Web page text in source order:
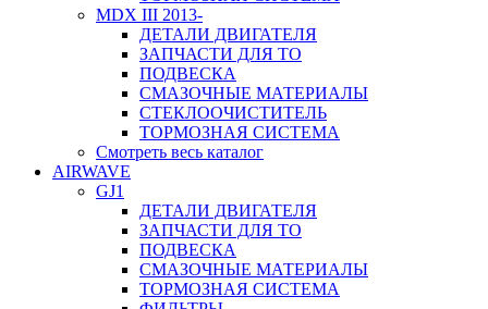
MDX III 2013-
ДЕТАЛИ ДВИГАТЕЛЯ
ЗАПЧАСТИ ДЛЯ ТО
ПОДВЕСКА
СМАЗОЧНЫЕ МАТЕРИАЛЫ
СТЕКЛООЧИСТИТЕЛЬ
ТОРМОЗНАЯ СИСТЕМА
Смотреть весь каталог
AIRWAVE
GJ1
ДЕТАЛИ ДВИГАТЕЛЯ
ЗАПЧАСТИ ДЛЯ ТО
ПОДВЕСКА
СМАЗОЧНЫЕ МАТЕРИАЛЫ
ТОРМОЗНАЯ СИСТЕМА